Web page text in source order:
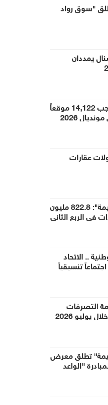
"سوق رواد
يمددان
"وزارة الاقتصاد": حجب 14,122 موقعاً
2026
عقارات
"سيراميك رأس الخيمة": 822.8 مليون
في الربع الثاني
جهة وطنية .. الاتحاد
تنسيقياً
التصرفات
يوليو 2026
تطلق معرض
"الواعد